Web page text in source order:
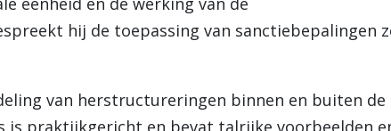
hij de toepassing van sanctiebepalingen
van herstructureringen binnen en buiten de